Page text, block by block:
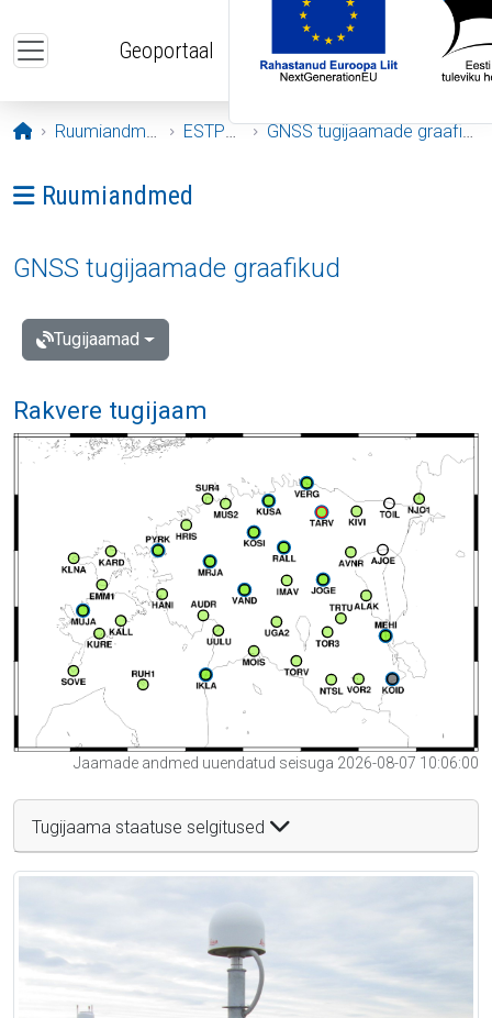
Geoportaal
Avaleht
Ruumiandmed ESTPOS GNSS tugijaamade graafikud
Ava menüü: Ruumiandmed
Ruumiandmed
GNSS tugijaamade graafikud
Tugijaamad
Rakvere tugijaam
Jaamade andmed uuendatud seisuga 2026-08-07 10:06:00
Tugijaama staatuse selgitused